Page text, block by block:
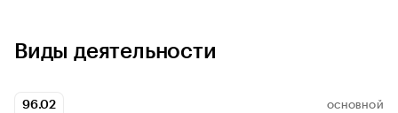
Виды деятельности
96.02 ОСНОВНОЙ